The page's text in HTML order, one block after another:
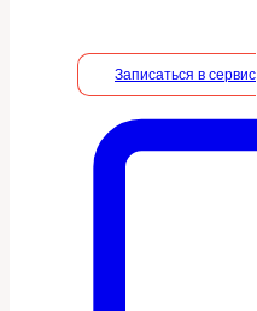
Записаться в сервис